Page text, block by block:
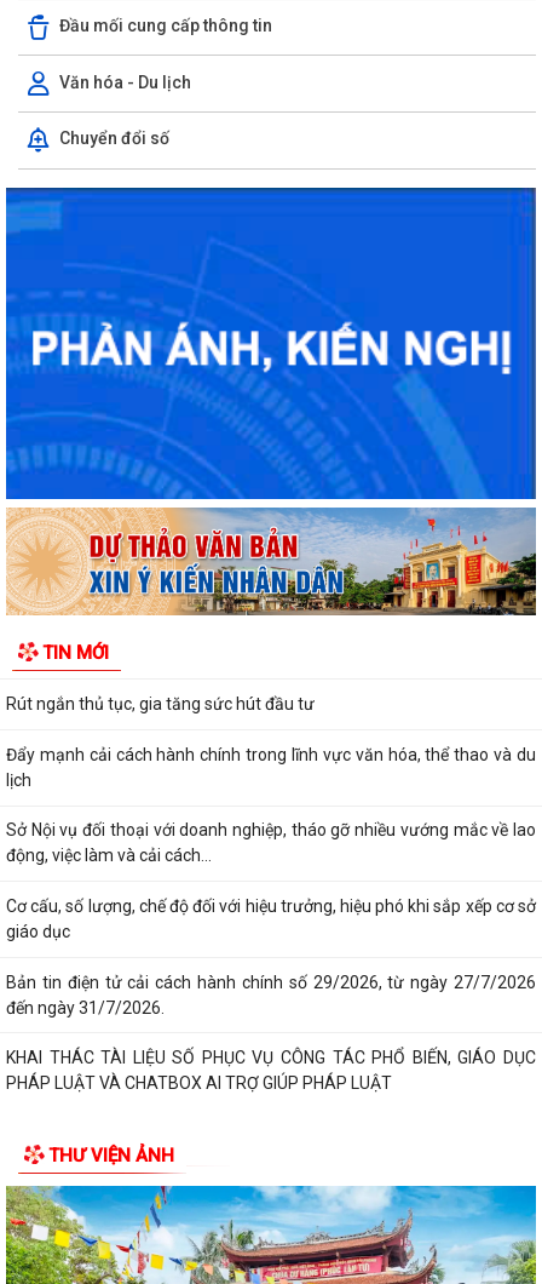
Đầu mối cung cấp thông tin
Văn hóa - Du lịch
Chuyển đổi số
TIN MỚI
Rút ngắn thời gian giải quyết 7 thủ tục hộ kinh doanh
Hải Phòng giảm thời gian giải quyết từ 50% trở lên hơn 1.900 thủ tục
Giữ 'lửa' nhân lực cấp xã
Chính quyền cấp xã đồng hành cùng doanh nghiệp
Rút ngắn thủ tục, gia tăng sức hút đầu tư
Đẩy mạnh cải cách hành chính trong lĩnh vực văn hóa, thể thao và du
Sở Nội vụ đối thoại với doanh nghiệp, tháo gỡ nhiều vướng mắc về lao
động, việc làm và cải cách...
Cơ cấu, số lượng, chế độ đối với hiệu trưởng, hiệu phó khi sắp xếp cơ sở
đến ngày 31/7/2026.
KHAI THÁC TÀI LIỆU SỐ PHỤC VỤ CÔNG TÁC PHỔ BIẾN, GIÁO DỤC
PHÁP LUẬT VÀ CHATBOX AI TRỢ GIÚP PHÁP LUẬT
BIỂU DƯƠNG HÀNH ĐỘNG ĐẸP: NHẶT ĐƯỢC CỦA RƠI, TRẢ LẠI NGƯỜI
ĐÁNH MẤT
DUY TRÌ XỬ LÝ THƯỜNG XUYÊN, KIÊN QUYẾT KHÔNG ĐỂ TÁI LẤN
CHIẾM LÒNG ĐƯỜNG, VỈA HÈ
PHƯỜNG LÊ THANH NGHỊ: LAN TỎA HIỆU QUẢ TỪ MÔ HÌNH "NGÀY
THỨ TƯ KHÔNG HẸN" VÀ "NGÀY THỨ NĂM SẺ CHIA"
CHỦ ĐỘNG PHÒNG, CHỐNG BỆNH SỐT XUẤT HUYẾT
BAN THƯỜNG VỤ ĐẢNG ỦY PHƯỜNG LÊ THANH NGHỊ XEM XÉT, CHO Ý
KIẾN ĐỐI VỚI NHIỀU NỘI DUNG TRỌNG TÂM VỀ...
Nghị quyết Về di dời cư dân kết hợp với chỉnh trang đô thị và cải tạo,
xây dựng lại chung cư cũ,...
THƯ VIỆN ẢNH